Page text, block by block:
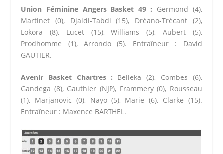
Union Féminine Angers Basket 49 : Germond (4),
Martinet (0), Djaldi-Tabdi (15), Dréano-Trécant (2),
Lokora (8), Lucet (15), Williams (5), Aubert (5),
Prodhomme (1), Arrondo (5). Entraîneur : David
GAUTIER.
Avenir Basket Chartres : Belleka (2), Combes (6),
Gandega (8), Gauthier (NJP), Frammery (0), Rousseau
(1), Marjanovic (0), Nayo (5), Marie (6), Clarke (15).
Entraîneur : Maxence BARTHEL.